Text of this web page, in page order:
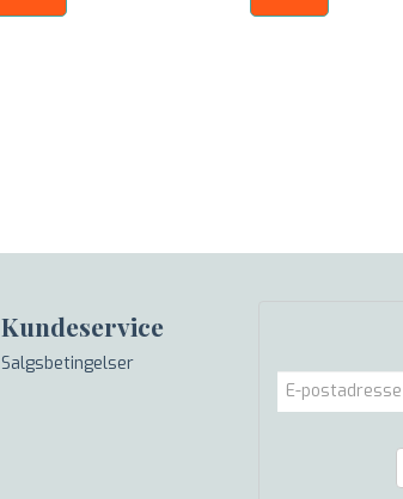
Kundeservice
Salgsbetingelser